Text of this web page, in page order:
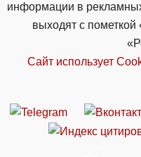
информации в
выходят с
Сайт использует